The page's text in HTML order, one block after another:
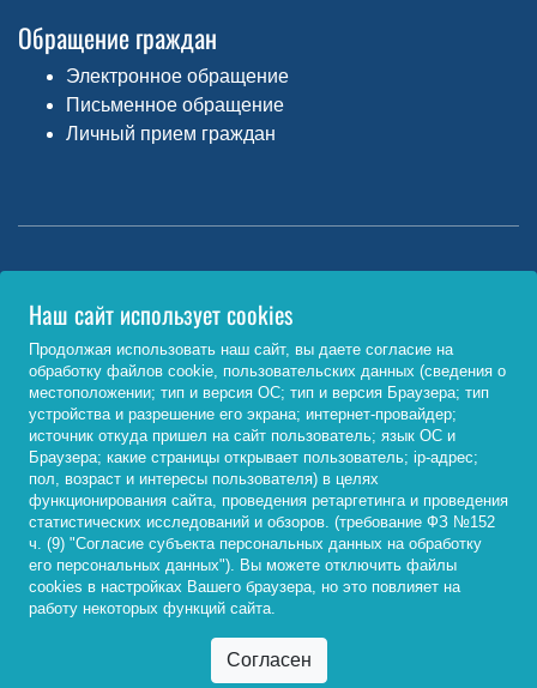
Обращение граждан
Электронное обращение
Письменное обращение
Личный прием граждан
Министерство науки и высшего образования РФ
http://www.minobrnauki.gov.ru/
Министерство просвещения РФ
https://edu.gov.ru/
Федеральный портал «Российское образование»
http://www.edu.ru/
© 2026, ФГБОУ ВО «Байкальский государственный
университет»
Наш сайт использует cookies
Продолжая использовать наш сайт, вы даете согласие на
обработку файлов cookie, пользовательских данных (сведения о
местоположении; тип и версия ОС; тип и версия Браузера; тип
устройства и разрешение его экрана; интернет-провайдер;
источник откуда пришел на сайт пользователь; язык ОС и
Браузера; какие страницы открывает пользователь; ip-адрес;
пол, возраст и интересы пользователя) в целях
функционирования сайта, проведения ретаргетинга и проведения
статистических исследований и обзоров. (требование ФЗ №152
ч. (9) "Согласие субъекта персональных данных на обработку
его персональных данных"). Вы можете отключить файлы
cookies в настройках Вашего браузера, но это повлияет на
работу некоторых функций сайта.